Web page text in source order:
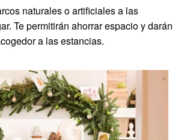
naturales o artificiales a las
Te permitirán ahorrar espacio y darán
a las estancias.